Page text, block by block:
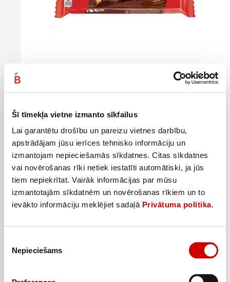
Šī tīmekļa vietne izmanto sīkfailus
Lai garantētu drošību un pareizu vietnes darbību,
apstrādājam jūsu ierīces tehnisko informāciju un
izmantojam nepieciešamās sīkdatnes. Citas sīkdatnes
vai novērošanas rīki netiek iestatīti automātiski, ja jūs
tiem nepiekrītat. Vairāk informācijas par mūsu
izmantotajām sīkdatnēm un novērošanas rīkiem un to
ievākto informāciju meklējiet sadaļā Privātuma politika.
izvēle
Nepieciešams
15€/kg
Pievienot